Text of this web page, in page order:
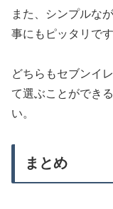
また、シンプルな
事にもピッタリです
どちらもセブンイ
て選ぶことができ
い。
まとめ